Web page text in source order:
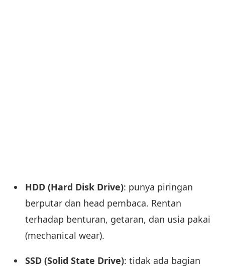
HDD (Hard Disk Drive): punya piringan
berputar dan head pembaca. Rentan
terhadap benturan, getaran, dan usia pakai
(mechanical wear).
SSD (Solid State Drive): tidak ada bagian